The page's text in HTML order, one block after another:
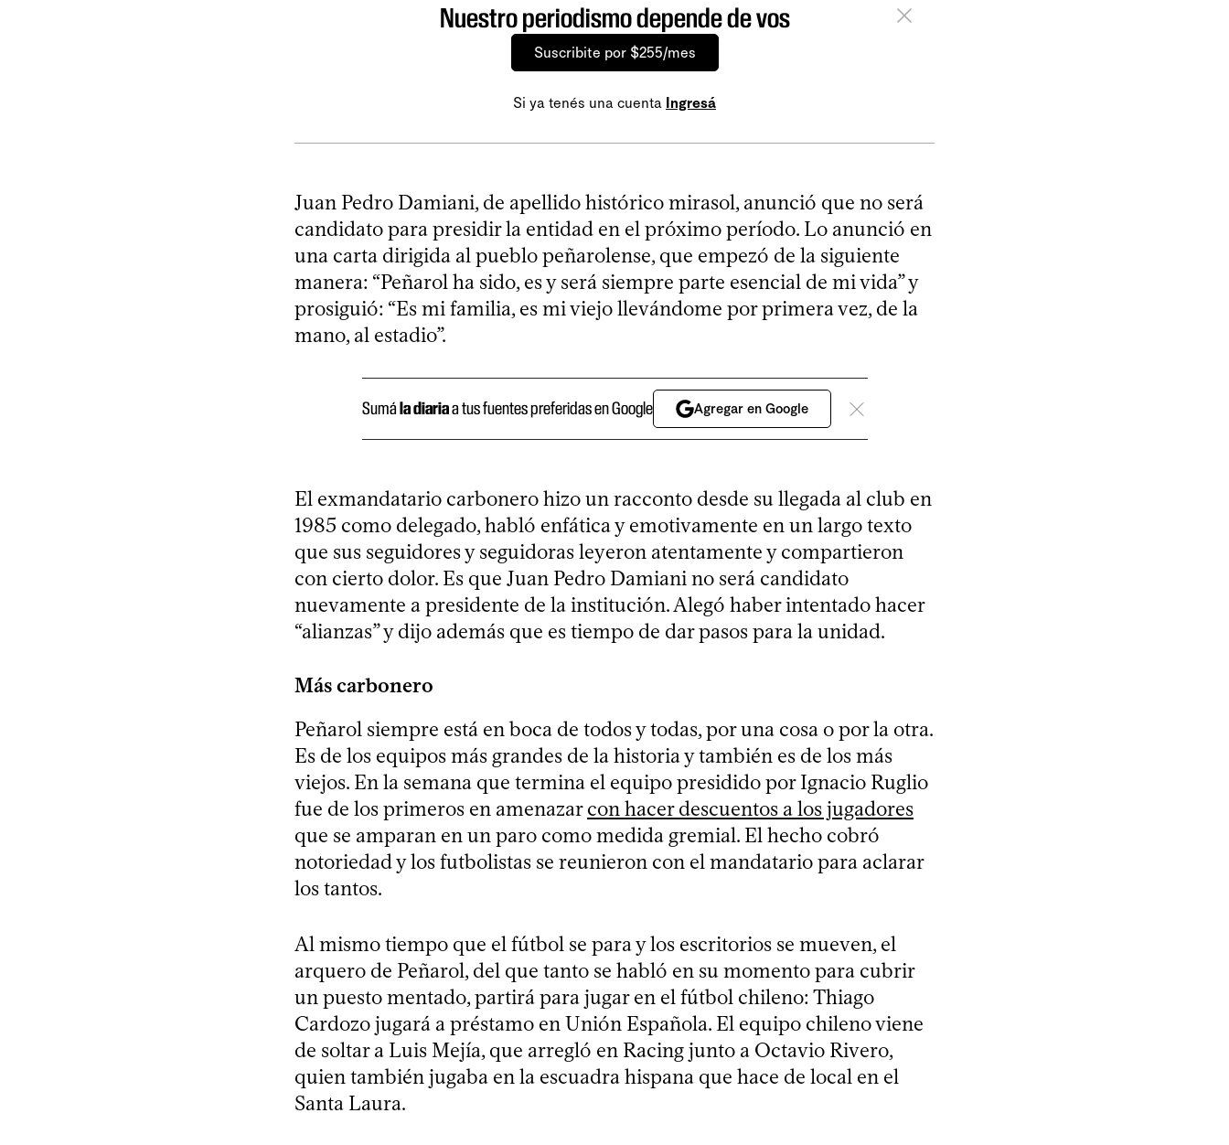
Nuestro periodismo depende de vos
Suscribite por $255/mes
Si ya tenés una cuenta Ingresá
Juan Pedro Damiani, de apellido histórico mirasol, anunció que no será
candidato para presidir la entidad en el próximo período. Lo anunció en
una carta dirigida al pueblo peñarolense, que empezó de la siguiente
manera: “Peñarol ha sido, es y será siempre parte esencial de mi vida” y
prosiguió: “Es mi familia, es mi viejo llevándome por primera vez, de la
mano, al estadio”.
Sumála diariaa tus fuentes preferidas en Google Agregar en Google
El exmandatario carbonero hizo un racconto desde su llegada al club en
1985 como delegado, habló enfática y emotivamente en un largo texto
que sus seguidores y seguidoras leyeron atentamente y compartieron
con cierto dolor. Es que Juan Pedro Damiani no será candidato
nuevamente a presidente de la institución. Alegó haber intentado hacer
“alianzas” y dijo además que es tiempo de dar pasos para la unidad.
Más carbonero
Peñarol siempre está en boca de todos y todas, por una cosa o por la otra.
Es de los equipos más grandes de la historia y también es de los más
viejos. En la semana que termina el equipo presidido por Ignacio Ruglio
fue de los primeros en amenazarcon hacer descuentos a los jugadores
que se amparan en un paro como medida gremial. El hecho cobró
notoriedad y los futbolistas se reunieron con el mandatario para aclarar
los tantos.
Al mismo tiempo que el fútbol se para y los escritorios se mueven, el
arquero de Peñarol, del que tanto se habló en su momento para cubrir
un puesto mentado, partirá para jugar en el fútbol chileno: Thiago
Cardozo jugará a préstamo en Unión Española. El equipo chileno viene
de soltar a Luis Mejía, que arregló en Racing junto a Octavio Rivero,
quien también jugaba en la escuadra hispana que hace de local en el
Santa Laura.